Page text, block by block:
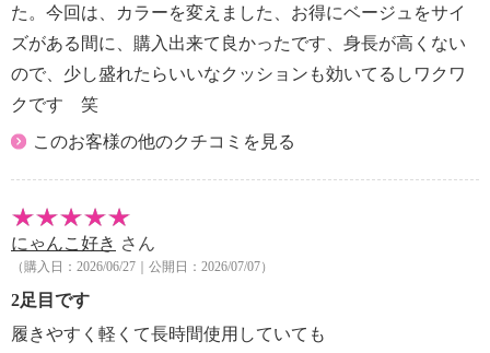
た。今回は、カラーを変えました、お得にベージュをサイ
ズがある間に、購入出来て良かったです、身長が高くない
ので、少し盛れたらいいなクッションも効いてるしワクワ
クです 笑
このお客様の他のクチコミを見る
にゃんこ好き さん
（購入日：2026/06/27｜公開日：2026/07/07）
2足目です
履きやすく軽くて長時間使用していても